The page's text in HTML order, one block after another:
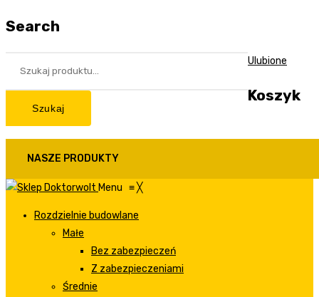
Search
Szukaj
Ulubione
Koszyk
NASZE PRODUKTY
Menu ≡╳
Rozdzielnie budowlane
Małe
Bez zabezpieczeń
Z zabezpieczeniami
Średnie